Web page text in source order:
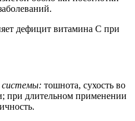
дефицит витамина С при
системы: тошнота, сухость во
при длительном применении